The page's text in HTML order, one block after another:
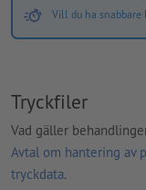
Vill du ha snabbare
Tryckfiler
Vad gäller
Avtal om hantering av
tryckdata.